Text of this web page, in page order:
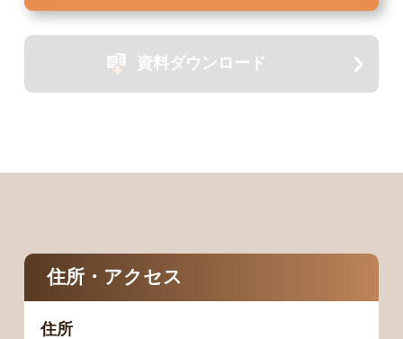
資料ダウンロード
住所・アクセス
住所